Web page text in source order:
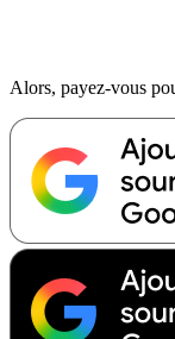
Alors, payez-vous